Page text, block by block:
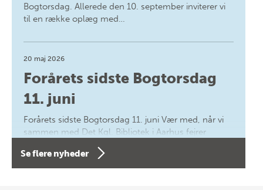
Bogtorsdag. Allerede den 10. september inviterer vi
til en række oplæg med…
20 maj 2026
Forårets sidste Bogtorsdag
11. juni
Forårets sidste Bogtorsdag 11. juni Vær med, når vi
sammen med Det Kgl. Bibliotek i Aarhus fejrer
forfatterne bag vores nyes…
Se flere nyheder